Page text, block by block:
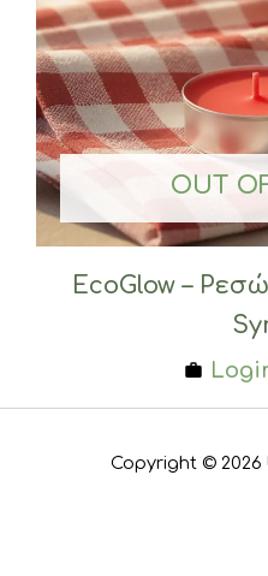
OUT
EcoGlow –
Copyright © 2026